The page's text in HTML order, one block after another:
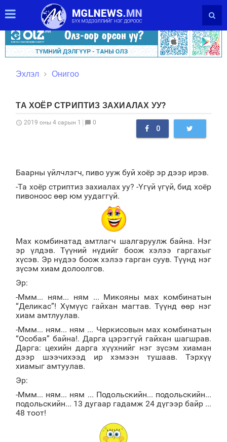
Эхлэл Онигоо
ТА ХОЁР СТРИПТИЗ ЗАХИАЛАХ УУ?
schedule 2019 оны 4 сарын 1 chat_bubble 0
0
Баарны үйлчлэгч, пиво ууж буй хоёр эр дээр ирэв.
-Та хоёр стриптиз захиалах уу? -Үгүй үгүй, бид хоёр
пивоноос өөр юм уудаггүй.
Мах комбинатад амтлагч шалгаруулж байна. Нэг
эр үлдэв. Түүний нүдийг боож хэлээ гаргахыг
хүсэв. Эр нүдээ боож хэлээ гарган суув. Түүнд нэг
зүсэм хиам долоолгов.
Эр:
-Ммм... ням... ням ... Микояны мах комбинатын
“Деликас”! Хүмүүс гайхан магтав. Түүнд өөр нэг
хиам амтлуулав.
-Ммм... ням... ням ... Черкисовын мах комбинатын
“Особая” байна!. Дарга цэрэггүй гайхан шагшрав.
Дарга: цехийн дарга хүүхнийг нэг зүсэм хиаман
дээр шээчихээд ир хэмээн тушаав. Тэрхүү
хиамыг амтуулав.
Эр:
-Ммм... ням... ням ... Подольскийн... подольскийн...
подольскийн... 13 дугаар гадамж 24 дүгээр байр ...
48 тоот!